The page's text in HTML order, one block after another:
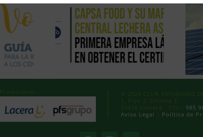
Promotores
© 2026 CLUB
1, Piso 2, Oficina 3
33428 Llanera · Tlfn.:985
Aviso Legal
Política de